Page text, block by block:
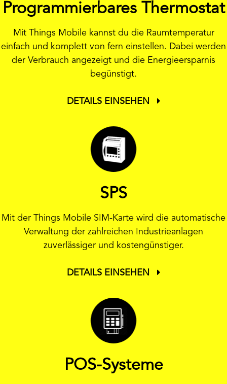
Programmierbares Thermostat
Mit Things Mobile kannst du die Raumtemperatur
einfach und komplett von fern einstellen. Dabei werden
der Verbrauch angezeigt und die Energieersparnis
begünstigt.
DETAILS EINSEHEN
SPS
Mit der Things Mobile SIM-Karte wird die automatische
Verwaltung der zahlreichen Industrieanlagen
zuverlässiger und kostengünstiger.
DETAILS EINSEHEN
POS-Systeme